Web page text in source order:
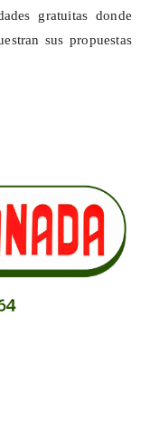
gratuitas donde
sus propuestas